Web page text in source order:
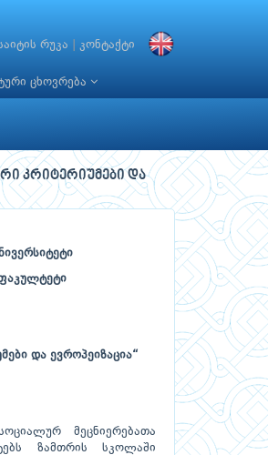
რუკა კონტაქტი
ცხოვრება
კრიტერიუმები და
და ევროპეიზაცია“
მეცნიერებათა
ზამთრის სკოლაში